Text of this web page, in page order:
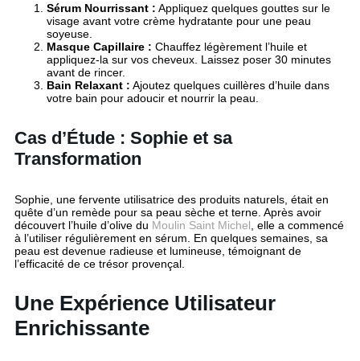
Sérum Nourrissant : Appliquez quelques gouttes sur le
visage avant votre crème hydratante pour une peau
soyeuse.
Masque Capillaire : Chauffez légèrement l’huile et
appliquez-la sur vos cheveux. Laissez poser 30 minutes
avant de rincer.
Bain Relaxant : Ajoutez quelques cuillères d’huile dans
votre bain pour adoucir et nourrir la peau.
Cas d’Étude : Sophie et sa
Transformation
Sophie, une fervente utilisatrice des produits naturels, était en
quête d’un remède pour sa peau sèche et terne. Après avoir
découvert l’huile d’olive du Moulin Saint Michel , elle a commencé
à l’utiliser régulièrement en sérum. En quelques semaines, sa
peau est devenue radieuse et lumineuse, témoignant de
l’efficacité de ce trésor provençal.
Une Expérience Utilisateur
Enrichissante